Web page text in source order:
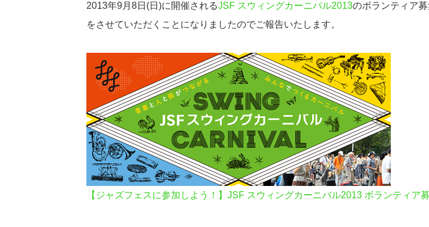
2013年9月8日(日)に開催されるJSF スウィングカーニバル2013のボランティア
をさせていただくことになりましたのでご報告いたします。
【ジャズフェスに参加しよう！】JSF スウィングカーニバル2013 ボランティア